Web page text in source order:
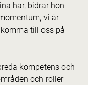
har, bidrar hon
vi är
till oss på
kompetens och
och roller